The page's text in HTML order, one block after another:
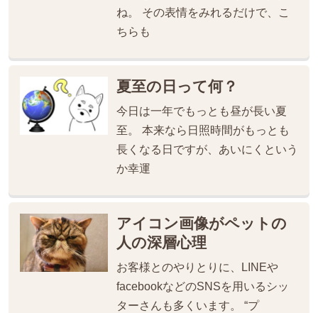
ね。 その表情をみれるだけで、こ
ちらも
夏至の日って何？
今日は一年でもっとも昼が長い夏
至。 本来なら日照時間がもっとも
長くなる日ですが、あいにくという
か幸運
アイコン画像がペットの
人の深層心理
お客様とのやりとりに、LINEや
facebookなどのSNSを用いるシッ
ターさんも多くいます。 “プ